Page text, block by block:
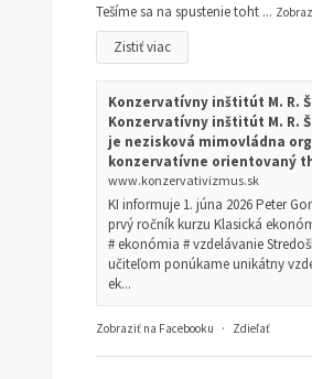
Tešíme sa na spustenie toht ...
Zistiť viac
Konzervatívny inštitút M. R.
Konzervatívny inštitút M. R.
je nezisková mimovládna
konzervatívne orientovaný
www.konzervativizmus.sk
KI informuje 1. júna 2026 Peter
prvý ročník kurzu Klasická
# ekonómia # vzdelávanie
učiteľom ponúkame unikátny
ek...
Zobraziť na Facebooku · Zdieľať